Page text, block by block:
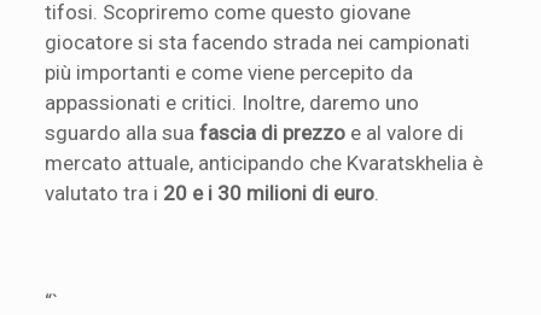
tifosi. Scopriremo come questo giovane
giocatore si sta facendo strada nei campionati
più importanti e come viene percepito da
appassionati e critici. Inoltre, daremo uno
sguardo alla suafascia di prezzo e al valore di
mercato attuale, anticipando che Kvaratskhelia è
valutato tra i 20 e i 30 milioni di euro
“`